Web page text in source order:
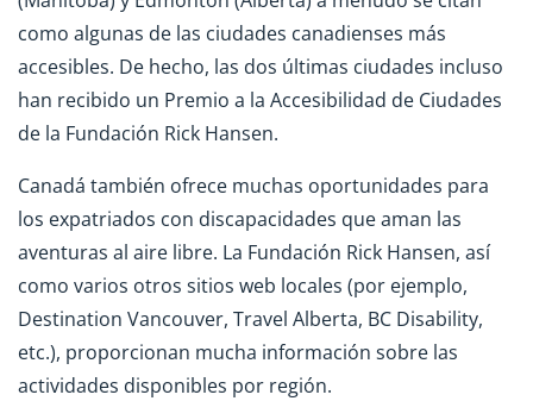
como algunas de las ciudades canadienses más
accesibles. De hecho, las dos últimas ciudades incluso
han recibido un Premio a la Accesibilidad de Ciudades
de la Fundación Rick Hansen.
Canadá también ofrece muchas oportunidades para
los expatriados con discapacidades que aman las
aventuras al aire libre. La Fundación Rick Hansen, así
como varios otros sitios web locales (por ejemplo,
Destination Vancouver, Travel Alberta, BC Disability,
etc.), proporcionan mucha información sobre las
actividades disponibles por región.